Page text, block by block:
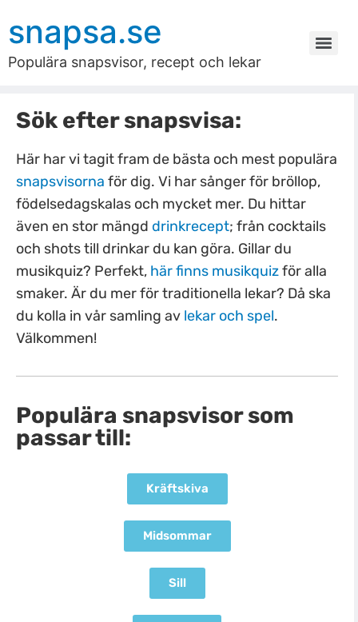
snapsa.se
Populära snapsvisor, recept och lekar
Sök efter snapsvisa:
Här har vi tagit fram de bästa och mest populära
snapsvisorna för dig. Vi har sånger för bröllop,
födelsedagskalas och mycket mer. Du hittar
även en stor mängd drinkrecept; från cocktails
och shots till drinkar du kan göra. Gillar du
musikquiz? Perfekt, här finns musikquizför alla
smaker. Är du mer för traditionella lekar? Då ska
du kolla in vår samling av lekar och spel.
Välkommen!
Populära snapsvisor som
passar till:
Kräftskiva
Midsommar
Sill